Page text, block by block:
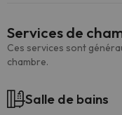
Services de
Ces services sont
chambre.
Salle de bains